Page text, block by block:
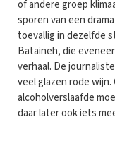
of andere groep
sporen van een
toevallig in dezelfde
Bataineh, die
verhaal. De
veel glazen rode
alcoholverslaafde
daar later ook iets